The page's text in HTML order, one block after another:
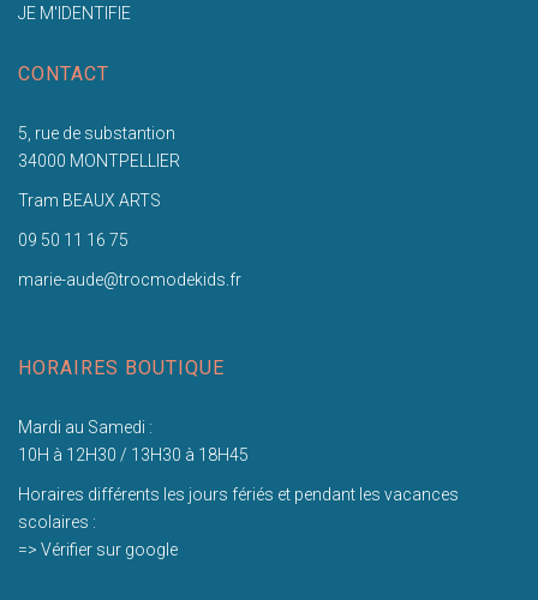
JE M'IDENTIFIE
CONTACT
5, rue de substantion
34000 MONTPELLIER
Tram BEAUX ARTS
09 50 11 16 75
marie-aude@trocmodekids.fr
HORAIRES BOUTIQUE
Mardi au Samedi :
10H à 12H30 / 13H30 à 18H45
Horaires différents les jours fériés et pendant les vacances
scolaires :
=> Vérifier sur google